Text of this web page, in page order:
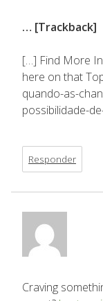
… [Trackback]
[…] Find More
here on that
quando-as-
possibilidade-
Responder
Craving